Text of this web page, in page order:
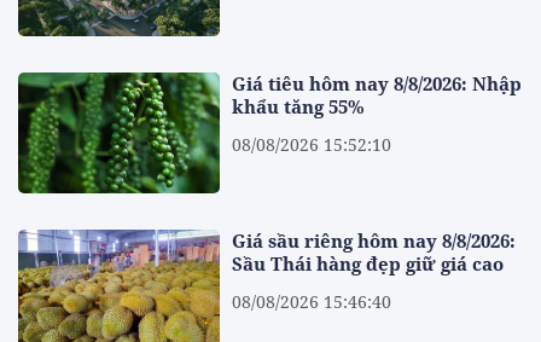
Giá tiêu hôm nay 8/8/2026: Nhập
khẩu tăng 55%
08/08/2026 15:52:10
Giá sầu riêng hôm nay 8/8/2026:
Sầu Thái hàng đẹp giữ giá cao
08/08/2026 15:46:40